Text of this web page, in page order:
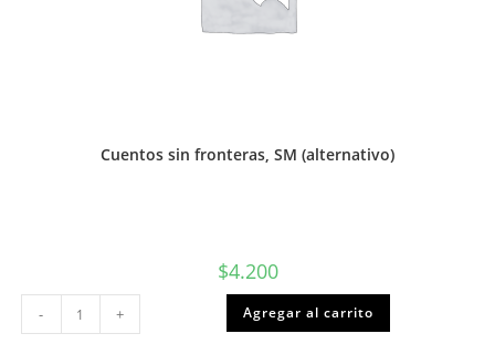
Cuentos sin fronteras, SM (alternativo)
$4.200
Cuentos
sin
fronteras,
- + Agregar al carrito